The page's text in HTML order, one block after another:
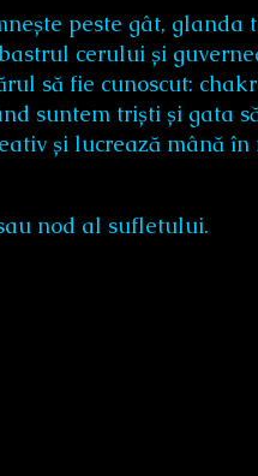
peste gât, glanda
cerului și
să fie cunoscut:
suntem triști și gata
și lucrează mână
nod al sufletului.